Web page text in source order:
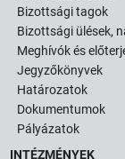
Bizottsági tagok
Bizottsági ülések,
Meghívók és
Jegyzőkönyvek
Határozatok
Dokumentumok
Pályázatok
INTÉZMÉNYEK